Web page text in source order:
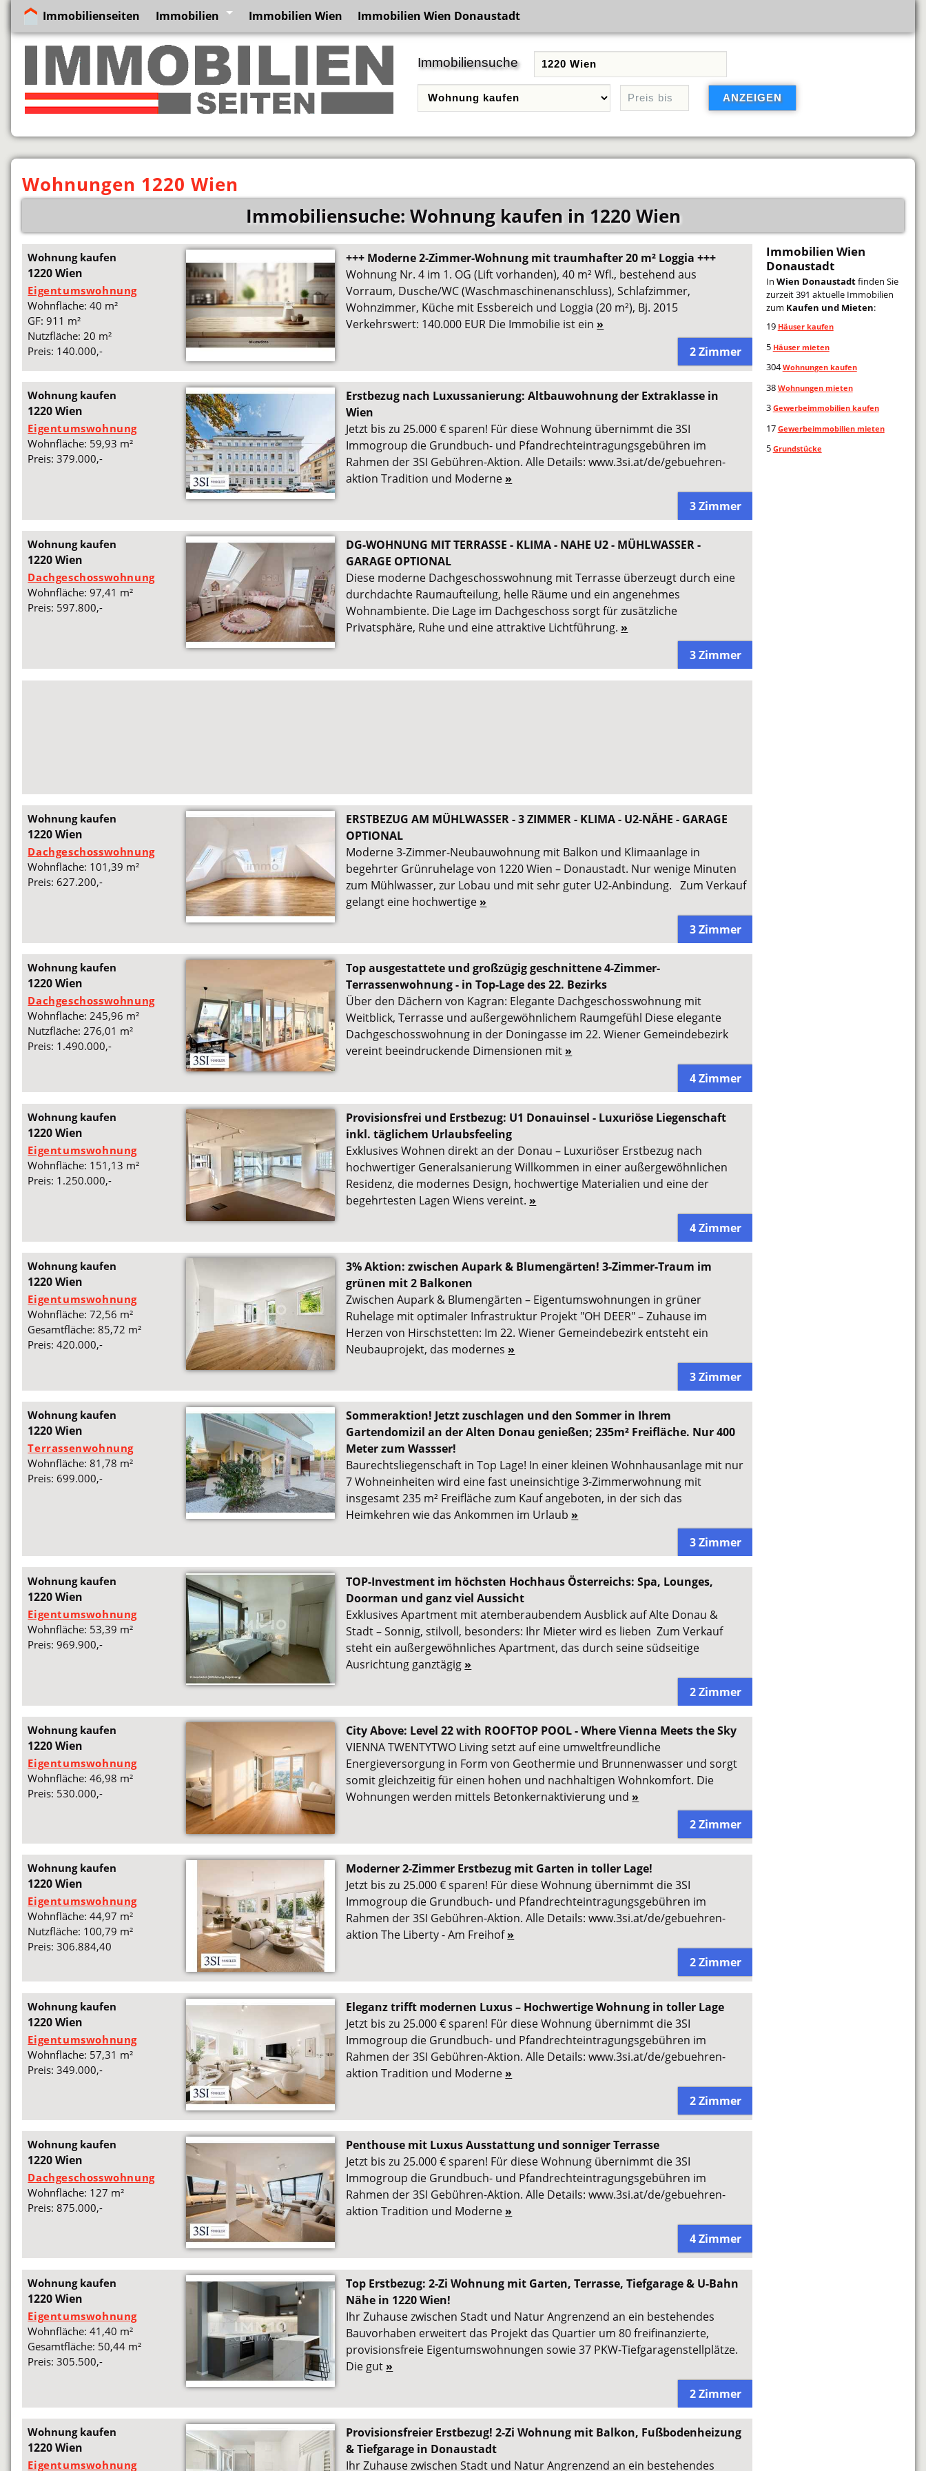
Immobilienseiten Immobilien Immobilien Wien Immobilien Wien Donaustadt
Immobiliensuche
Wohnungen 1220 Wien
Immobiliensuche: Wohnung kaufen in 1220 Wien
Wohnung kaufen
1220 Wien
Eigentumswohnung
Wohnfläche: 40 m²
GF: 911 m²
Nutzfläche: 20 m²
Preis: 140.000,-
+++ Moderne 2-Zimmer-Wohnung mit traumhafter 20 m² Loggia +++
Wohnung Nr. 4 im 1. OG (Lift vorhanden), 40 m² Wfl., bestehend aus
Vorraum, Dusche/WC (Waschmaschinenanschluss), Schlafzimmer,
Wohnzimmer, Küche mit Essbereich und Loggia (20 m²), Bj. 2015
Verkehrswert: 140.000 EUR Die Immobilie ist ein »
2 Zimmer
Wohnung kaufen
1220 Wien
Eigentumswohnung
Wohnfläche: 59,93 m²
Preis: 379.000,-
Erstbezug nach Luxussanierung: Altbauwohnung der Extraklasse in
Wien
Jetzt bis zu 25.000 € sparen! Für diese Wohnung übernimmt die 3SI
Immogroup die Grundbuch- und Pfandrechteintragungsgebühren im
Rahmen der 3SI Gebühren-Aktion. Alle Details: www.3si.at/de/gebuehren-
aktion Tradition und Moderne »
3 Zimmer
Wohnung kaufen
1220 Wien
Dachgeschosswohnung
Wohnfläche: 97,41 m²
Preis: 597.800,-
DG-WOHNUNG MIT TERRASSE - KLIMA - NAHE U2 - MÜHLWASSER -
GARAGE OPTIONAL
Diese moderne Dachgeschosswohnung mit Terrasse überzeugt durch eine
durchdachte Raumaufteilung, helle Räume und ein angenehmes
Wohnambiente. Die Lage im Dachgeschoss sorgt für zusätzliche
Privatsphäre, Ruhe und eine attraktive Lichtführung. »
3 Zimmer
Wohnung kaufen
1220 Wien
Dachgeschosswohnung
Wohnfläche: 101,39 m²
Preis: 627.200,-
ERSTBEZUG AM MÜHLWASSER - 3 ZIMMER - KLIMA - U2-NÄHE - GARAGE
OPTIONAL
Moderne 3-Zimmer-Neubauwohnung mit Balkon und Klimaanlage in
begehrter Grünruhelage von 1220 Wien – Donaustadt. Nur wenige Minuten
zum Mühlwasser, zur Lobau und mit sehr guter U2-Anbindung. Zum Verkauf
gelangt eine hochwertige »
3 Zimmer
Wohnung kaufen
1220 Wien
Dachgeschosswohnung
Wohnfläche: 245,96 m²
Nutzfläche: 276,01 m²
Preis: 1.490.000,-
Top ausgestattete und großzügig geschnittene 4-Zimmer-
Terrassenwohnung - in Top-Lage des 22. Bezirks
Über den Dächern von Kagran: Elegante Dachgeschosswohnung mit
Weitblick, Terrasse und außergewöhnlichem Raumgefühl Diese elegante
Dachgeschosswohnung in der Doningasse im 22. Wiener Gemeindebezirk
vereint beeindruckende Dimensionen mit »
4 Zimmer
Wohnung kaufen
1220 Wien
Eigentumswohnung
Wohnfläche: 151,13 m²
Preis: 1.250.000,-
Provisionsfrei und Erstbezug: U1 Donauinsel - Luxuriöse Liegenschaft
inkl. täglichem Urlaubsfeeling
Exklusives Wohnen direkt an der Donau – Luxuriöser Erstbezug nach
hochwertiger Generalsanierung Willkommen in einer außergewöhnlichen
Residenz, die modernes Design, hochwertige Materialien und eine der
begehrtesten Lagen Wiens vereint. »
4 Zimmer
Wohnung kaufen
1220 Wien
Eigentumswohnung
Wohnfläche: 72,56 m²
Gesamtfläche: 85,72 m²
Preis: 420.000,-
3% Aktion: zwischen Aupark & Blumengärten! 3-Zimmer-Traum im
grünen mit 2 Balkonen
Zwischen Aupark & Blumengärten – Eigentumswohnungen in grüner
Ruhelage mit optimaler Infrastruktur Projekt "OH DEER" – Zuhause im
Herzen von Hirschstetten: Im 22. Wiener Gemeindebezirk entsteht ein
Neubauprojekt, das modernes »
3 Zimmer
Wohnung kaufen
1220 Wien
Terrassenwohnung
Wohnfläche: 81,78 m²
Preis: 699.000,-
Sommeraktion! Jetzt zuschlagen und den Sommer in Ihrem
Gartendomizil an der Alten Donau genießen; 235m² Freifläche. Nur 400
Meter zum Wassser!
Baurechtsliegenschaft in Top Lage! In einer kleinen Wohnhausanlage mit nur
7 Wohneinheiten wird eine fast uneinsichtige 3-Zimmerwohnung mit
insgesamt 235 m² Freifläche zum Kauf angeboten, in der sich das
Heimkehren wie das Ankommen im Urlaub »
3 Zimmer
Wohnung kaufen
1220 Wien
Eigentumswohnung
Wohnfläche: 53,39 m²
Preis: 969.900,-
TOP-Investment im höchsten Hochhaus Österreichs: Spa, Lounges,
Doorman und ganz viel Aussicht
Exklusives Apartment mit atemberaubendem Ausblick auf Alte Donau &
Stadt – Sonnig, stilvoll, besonders: Ihr Mieter wird es lieben Zum Verkauf
steht ein außergewöhnliches Apartment, das durch seine südseitige
Ausrichtung ganztägig »
2 Zimmer
Wohnung kaufen
1220 Wien
Eigentumswohnung
Wohnfläche: 46,98 m²
Preis: 530.000,-
City Above: Level 22 with ROOFTOP POOL - Where Vienna Meets the Sky
VIENNA TWENTYTWO Living setzt auf eine umweltfreundliche
Energieversorgung in Form von Geothermie und Brunnenwasser und sorgt
somit gleichzeitig für einen hohen und nachhaltigen Wohnkomfort. Die
Wohnungen werden mittels Betonkernaktivierung und »
2 Zimmer
Wohnung kaufen
1220 Wien
Eigentumswohnung
Wohnfläche: 44,97 m²
Nutzfläche: 100,79 m²
Preis: 306.884,40
Moderner 2-Zimmer Erstbezug mit Garten in toller Lage!
Jetzt bis zu 25.000 € sparen! Für diese Wohnung übernimmt die 3SI
Immogroup die Grundbuch- und Pfandrechteintragungsgebühren im
Rahmen der 3SI Gebühren-Aktion. Alle Details: www.3si.at/de/gebuehren-
aktion The Liberty - Am Freihof»
2 Zimmer
Wohnung kaufen
1220 Wien
Eigentumswohnung
Wohnfläche: 57,31 m²
Preis: 349.000,-
Eleganz trifft modernen Luxus – Hochwertige Wohnung in toller Lage
Jetzt bis zu 25.000 € sparen! Für diese Wohnung übernimmt die 3SI
Immogroup die Grundbuch- und Pfandrechteintragungsgebühren im
Rahmen der 3SI Gebühren-Aktion. Alle Details: www.3si.at/de/gebuehren-
aktion Tradition und Moderne »
2 Zimmer
Wohnung kaufen
1220 Wien
Dachgeschosswohnung
Wohnfläche: 127 m²
Preis: 875.000,-
Penthouse mit Luxus Ausstattung und sonniger Terrasse
Jetzt bis zu 25.000 € sparen! Für diese Wohnung übernimmt die 3SI
Immogroup die Grundbuch- und Pfandrechteintragungsgebühren im
Rahmen der 3SI Gebühren-Aktion. Alle Details: www.3si.at/de/gebuehren-
aktion Tradition und Moderne »
4 Zimmer
Wohnung kaufen
1220 Wien
Eigentumswohnung
Wohnfläche: 41,40 m²
Gesamtfläche: 50,44 m²
Preis: 305.500,-
Top Erstbezug: 2-Zi Wohnung mit Garten, Terrasse, Tiefgarage & U-Bahn
Nähe in 1220 Wien!
Ihr Zuhause zwischen Stadt und Natur Angrenzend an ein bestehendes
Bauvorhaben erweitert das Projekt das Quartier um 80 freifinanzierte,
provisionsfreie Eigentumswohnungen sowie 37 PKW-Tiefgaragenstellplätze.
Die gut »
2 Zimmer
Wohnung kaufen
1220 Wien
Eigentumswohnung
Provisionsfreier Erstbezug! 2-Zi Wohnung mit Balkon, Fußbodenheizung
& Tiefgarage in Donaustadt
Ihr Zuhause zwischen Stadt und Natur Angrenzend an ein bestehendes
Immobilien Wien
Donaustadt
In Wien Donaustadtfinden Sie
zurzeit 391 aktuelle Immobilien
zum Kaufen und Mieten:
19 Häuser kaufen
5 Häuser mieten
304Wohnungen kaufen
38 Wohnungen mieten
3 Gewerbeimmobilien kaufen
17 Gewerbeimmobilien mieten
5 Grundstücke